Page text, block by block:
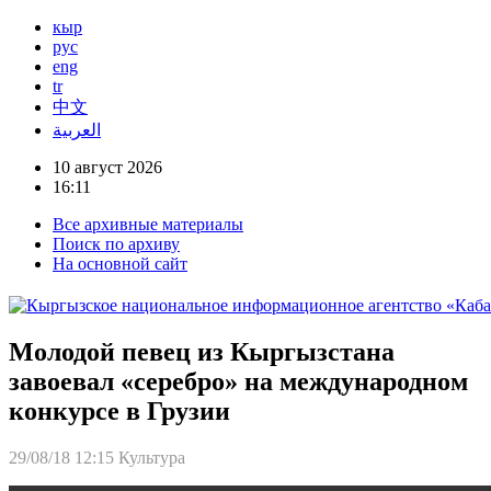
кыр
рус
eng
tr
中文
العربية
10 август 2026
16:11
Все архивные материалы
Поиск по архиву
На основной сайт
Молодой певец из Кыргызстана
завоевал «серебро» на международном
конкурсе в Грузии
29/08/18 12:15 Культура